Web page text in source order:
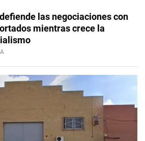
las negociaciones con
mientras crece la